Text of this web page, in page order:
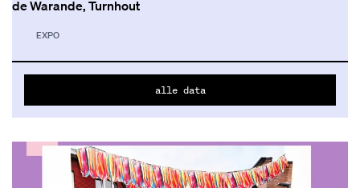
de Warande, Turnhout
EXPO
alle data